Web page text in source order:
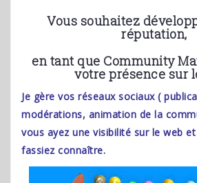
Vous souhaitez
réputation,
en tant que Community
votre présence sur
Je gère vos réseaux sociaux (
modérations, animation de la
vous ayez une visibilité sur le web
fassiez connaître.